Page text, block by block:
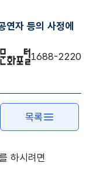
연자 등의 사정에
1688-2220
목록
하시려면